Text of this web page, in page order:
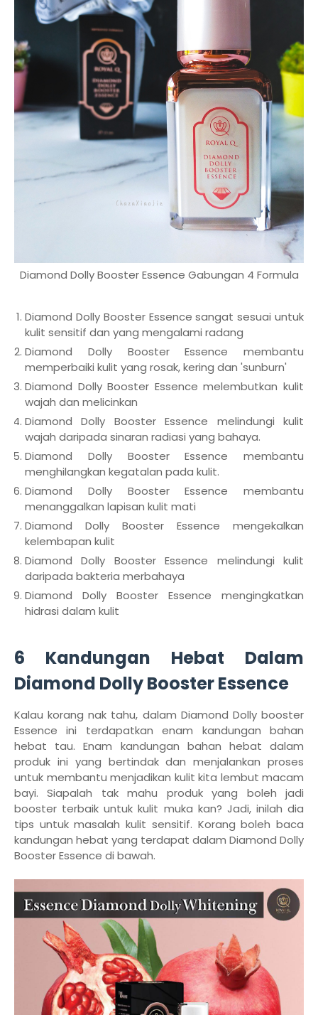
Diamond Dolly Booster Essence Gabungan 4 Formula
Diamond Dolly Booster Essence sangat sesuai untuk
kulit sensitif dan yang mengalami radang
Diamond Dolly Booster Essence membantu
memperbaiki kulit yang rosak, kering dan 'sunburn'
Diamond Dolly Booster Essence melembutkan kulit
wajah dan melicinkan
Diamond Dolly Booster Essence melindungi kulit
wajah daripada sinaran radiasi yang bahaya.
Diamond Dolly Booster Essence membantu
menghilangkan kegatalan pada kulit.
Diamond Dolly Booster Essence membantu
menanggalkan lapisan kulit mati
Diamond Dolly Booster Essence mengekalkan
kelembapan kulit
Diamond Dolly Booster Essence melindungi kulit
daripada bakteria merbahaya
Diamond Dolly Booster Essence mengingkatkan
hidrasi dalam kulit
6 Kandungan Hebat Dalam
Diamond Dolly Booster Essence
Kalau korang nak tahu, dalam Diamond Dolly booster
Essence ini terdapatkan enam kandungan bahan
hebat tau. Enam kandungan bahan hebat dalam
produk ini yang bertindak dan menjalankan proses
untuk membantu menjadikan kulit kita lembut macam
bayi. Siapalah tak mahu produk yang boleh jadi
booster terbaik untuk kulit muka kan? Jadi, inilah dia
tips untuk masalah kulit sensitif. Korang boleh baca
kandungan hebat yang terdapat dalam Diamond Dolly
Booster Essence di bawah.